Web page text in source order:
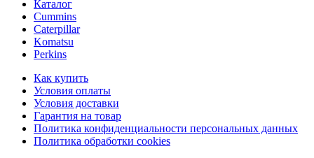
Каталог
Cummins
Caterpillar
Komatsu
Perkins
Как купить
Условия оплаты
Условия доставки
Гарантия на товар
Политика конфиденциальности персональных данных
Политика обработки cookies